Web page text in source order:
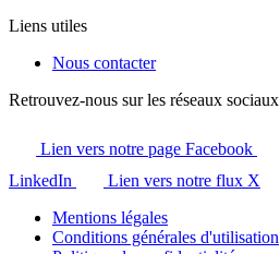
Liens utiles
Nous contacter
Retrouvez-nous sur les réseaux sociaux
Lien vers notre page Facebook
LinkedIn
Lien vers notre flux X
Mentions légales
Conditions générales d'utilisation